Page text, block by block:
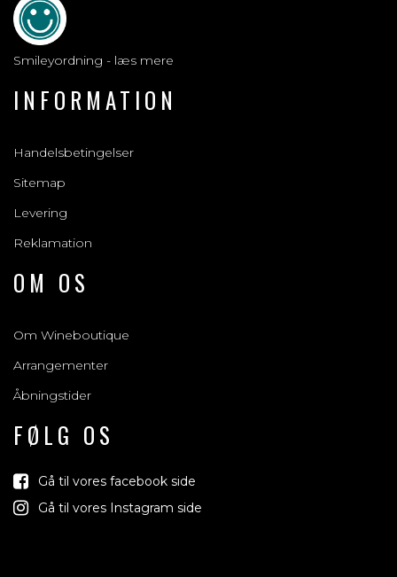
Smileyordning - læs mere
INFORMATION
Handelsbetingelser
Sitemap
Levering
Reklamation
OM OS
Om Wineboutique
Arrangementer
Åbningstider
FØLG OS
Gå til vores facebook side
Gå til vores Instagram side